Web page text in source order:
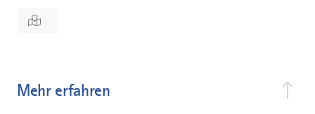
Mehr erfahren